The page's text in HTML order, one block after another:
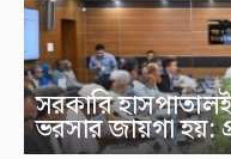
সরকারি
ভরসার জায়গা হয়: